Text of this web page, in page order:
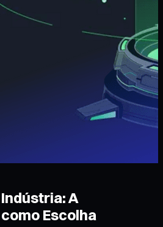
A
Escolha